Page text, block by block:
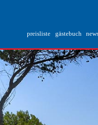
preisliste gästebuch